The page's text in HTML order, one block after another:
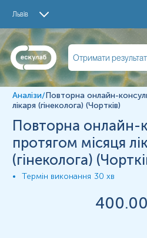
Львів
Отримати результат
Консультація лікаря
Матеріал
Інше
*Одиниці вимірювання,
тест-систем.
Аналізи/Повторна онлайн-
лікаря (гінеколога) (Чортків)
Повторна онлайн-
протягом місяця
(гінеколога)
Термін виконання 30 хв
400